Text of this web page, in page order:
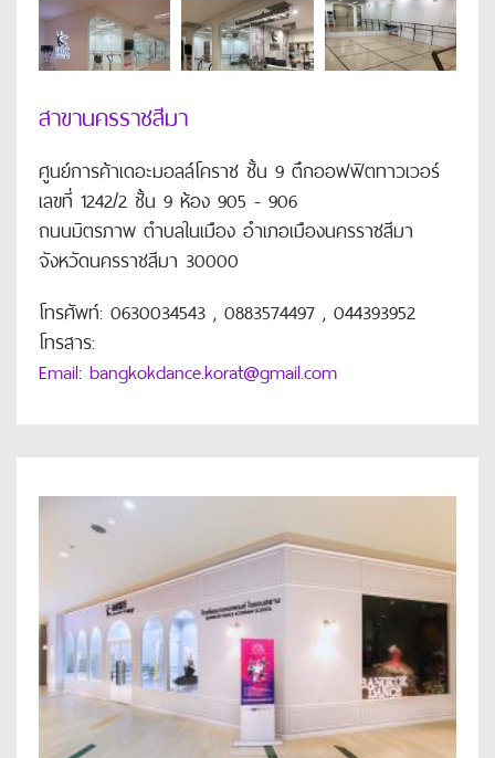
สาขานครราชสีมา
ศูนย์การค้าเดอะมอลล์โคราช ชั้น 9 ตึกออฟฟิตทาวเวอร์
เลขที่ 1242/2 ชั้น 9 ห้อง 905 - 906
ถนนมิตรภาพ ตำบลในเมือง อำเภอเมืองนครราชสีมา
จังหวัดนครราชสีมา 30000
โทรศัพท์: 0630034543 , 0883574497 , 044393952
โทรสาร:
Email: bangkokdance.korat@gmail.com